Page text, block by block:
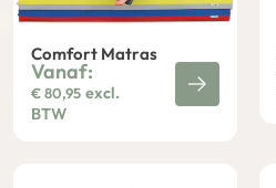
Comfort Matras
Vanaf:
€80,95 excl.
BTW